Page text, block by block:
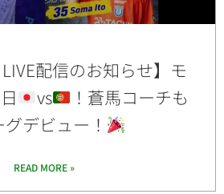
LIVE配信のお知らせ】モ
vs
！蒼馬コーチも
グデビュー！
READ MORE »